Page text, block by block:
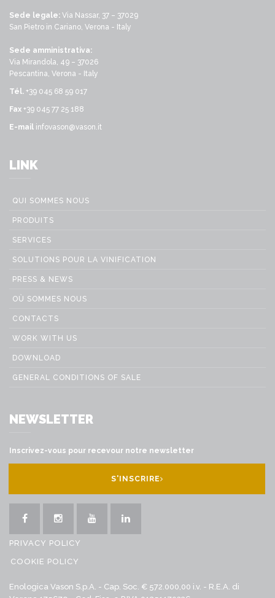
Sede legale: Via Nassar, 37 – 37029
San Pietro in Cariano, Verona - Italy
Sede amministrativa:
Via Mirandola, 49 – 37026
Pescantina, Verona - Italy
Tél. +39 045 68 59 017
Fax +39 045 77 25 188
E-mail infovason@vason.it
LINK
QUI SOMMES NOUS
PRODUITS
SERVICES
SOLUTIONS POUR LA VINIFICATION
PRESS & NEWS
OÙ SOMMES NOUS
CONTACTS
WORK WITH US
DOWNLOAD
GENERAL CONDITIONS OF SALE
NEWSLETTER
Inscrivez-vous pour recevour notre newsletter
S'INSCRIRE
PRIVACY POLICY
COOKIE POLICY
Enologica Vason S.p.A. - Cap. Soc. € 572.000,00 i.v. - R.E.A. di